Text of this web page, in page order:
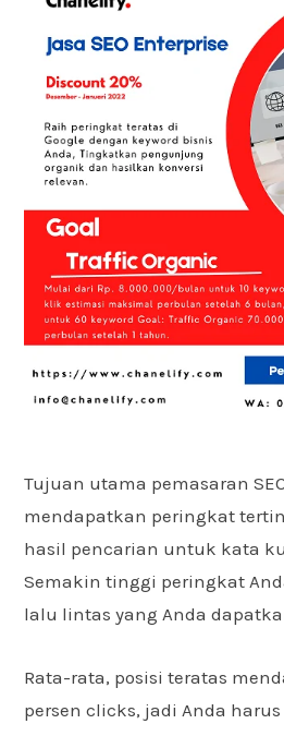
Tujuan utama pemasaran
mendapatkan peringkat
hasil pencarian untuk kata
Semakin tinggi peringkat
lalu lintas yang Anda
Rata-rata, posisi teratas
persen clicks, jadi Anda